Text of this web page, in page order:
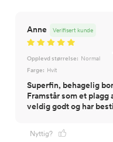
Anne Verifisert kunde
Opplevd størrelse: Normal
Farge: Hvit
Superfin, behagelig
Framstår som et
veldig godt og har
Nyttig?